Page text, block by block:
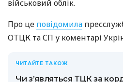
військовий облік.
Про це повідомила
ОТЦК та СП у коментарі
ЧИТАЙТЕ ТАКОЖ
Чи з’являться ТЦК за